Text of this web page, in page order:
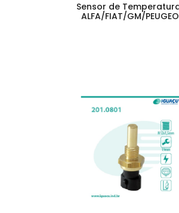
Sensor de
ALFA/FIAT/GM/